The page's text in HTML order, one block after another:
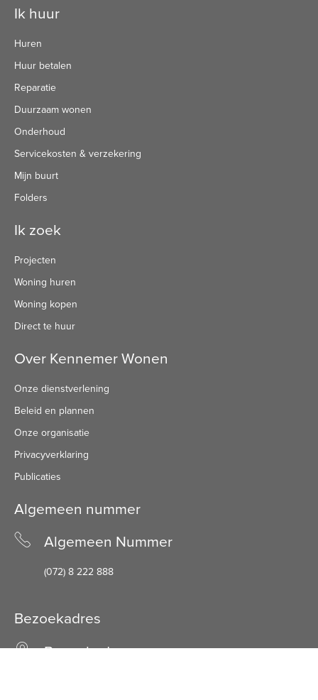
Contactinformatie
Ik huur
Huren
Huur betalen
Reparatie
Duurzaam wonen
Onderhoud
Servicekosten & verzekering
Mijn buurt
Folders
Ik zoek
Projecten
Woning huren
Woning kopen
Direct te huur
Over Kennemer Wonen
Onze dienstverlening
Beleid en plannen
Onze organisatie
Privacyverklaring
Publicaties
Algemeen nummer
Algemeen Nummer
(072) 8 222 888
Bezoekadres
Bezoekadres